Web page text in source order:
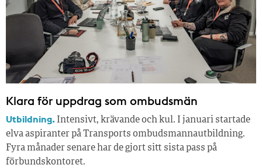
Klara för uppdrag som ombudsmän
Utbildning. Intensivt, krävande och kul. I januari startade
elva aspiranter på Transports ombudsmannautbildning.
Fyra månader senare har de gjort sitt sista pass på
förbundskontoret.